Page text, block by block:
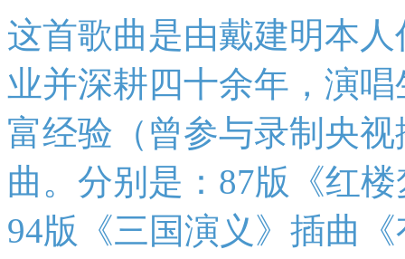
这首歌曲是由戴建明本
业并深耕四十余年，演
富经验（曾参与录制央
曲。分别是：87版《红
94版《三国演义》插曲